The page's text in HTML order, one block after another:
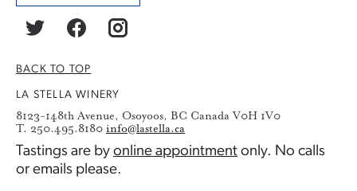
BACK TO TOP
LA STELLA WINERY
8123-148th Avenue, Osoyoos, BC Canada V0H 1V0
T. 250.495.8180 info@lastella.ca
Tastings are by online appointment only. No calls
or emails please.